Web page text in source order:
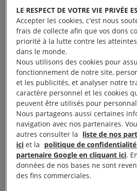
tant au niveau local que
dénoncer la considérable
années de la situation de ces
femmes qui font vivre des
société (restauration,
nettoyage, chantiers publics,
Nombre d’entre elles, en
contrat en France depuis parfois
voire plusieurs décennies,
au lendemain dans une situation
toutes les conséquences très
logement et des moyens de
LE RESPECT DE VOTRE VIE PRIVÉE
Accepter les cookies, c'est nous
frais de collecte afin que vos dons
priorité à la lutte contre les
dans le monde.
Nous utilisons des cookies pour
fonctionnement de notre site,
et les publicités, et analyser notre
caractère personnel et les cookies
peuvent être utilisés pour
Nous partageons aussi certaines
navigation avec nos partenaires.
autres consulter la liste de nos
ici et la politique de
partenaire Google en cliquant ici.
données de nos bases ne sont
des fins commerciales.